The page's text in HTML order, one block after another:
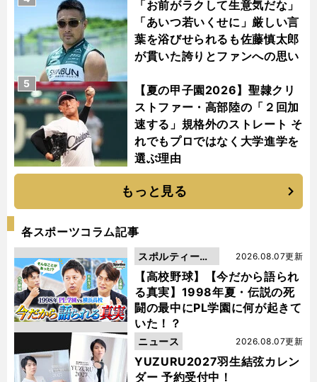
「お前がラクして生意気だな」
「あいつ若いくせに」厳しい言
葉を浴びせられるも佐藤慎太郎
が貫いた誇りとファンへの思い
【夏の甲子園2026】聖隷クリ
ストファー・高部陸の「２回加
速する」規格外のストレート そ
れでもプロではなく大学進学を
選ぶ理由
5
もっと見る
各スポーツコラム記事
【高校野球】【今だから語られ
る真実】1998年夏・伝説の死
闘の最中にPL学園に何が起きて
いた！？
2026.08.07更新
スポルティーバ
動画
YUZURU2027羽生結弦カレン
ダー 予約受付中！
2026.08.07更新
ニュース